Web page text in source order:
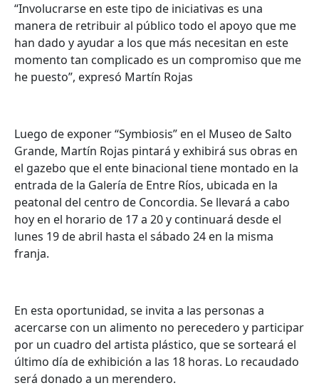
“Involucrarse en este tipo de iniciativas es una
manera de retribuir al público todo el apoyo que me
han dado y ayudar a los que más necesitan en este
momento tan complicado es un compromiso que me
he puesto”, expresó Martín Rojas
Luego de exponer “Symbiosis” en el Museo de Salto
Grande, Martín Rojas pintará y exhibirá sus obras en
el gazebo que el ente binacional tiene montado en la
entrada de la Galería de Entre Ríos, ubicada en la
peatonal del centro de Concordia. Se llevará a cabo
hoy en el horario de 17 a 20 y continuará desde el
lunes 19 de abril hasta el sábado 24 en la misma
franja.
En esta oportunidad, se invita a las personas a
acercarse con un alimento no perecedero y participar
por un cuadro del artista plástico, que se sorteará el
último día de exhibición a las 18 horas. Lo recaudado
será donado a un merendero.